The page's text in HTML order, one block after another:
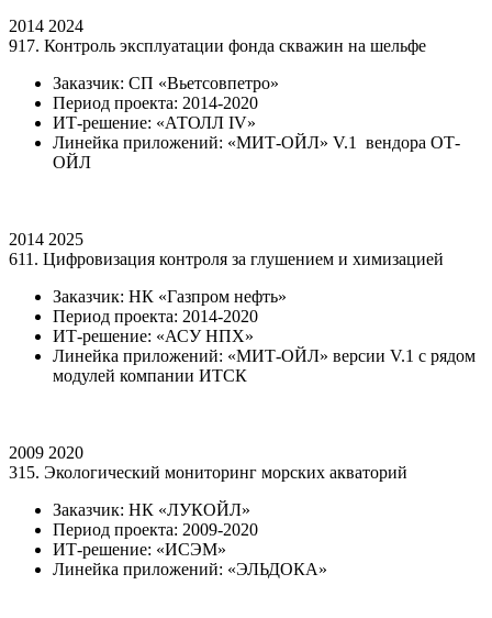
2014 2024
917. Контроль эксплуатации фонда скважин на шельфе
Заказчик: СП «Вьетсовпетро»
Период проекта: 2014-2020
ИТ-решение: «АТОЛЛ IV»
Линейка приложений: «МИТ-ОЙЛ» V.1 вендора ОТ-
ОЙЛ
2014 2025
611. Цифровизация контроля за глушением и химизацией
Заказчик: НК «Газпром нефть»
Период проекта: 2014-2020
ИТ-решение: «АСУ НПХ»
Линейка приложений: «МИТ-ОЙЛ» версии V.1 с рядом
модулей компании ИТСК
2009 2020
315. Экологический мониторинг морских акваторий
Заказчик: НК «ЛУКОЙЛ»
Период проекта: 2009-2020
ИТ-решение: «ИСЭМ»
Линейка приложений: «ЭЛЬДОКА»